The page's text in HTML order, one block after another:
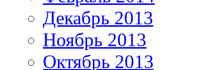
Декабрь 2013
Ноябрь 2013
Октябрь 2013